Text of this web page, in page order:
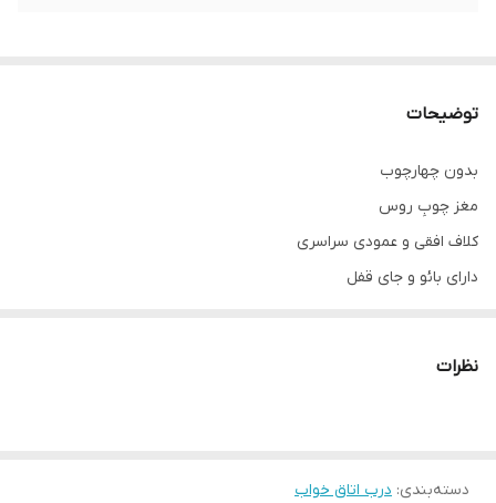
توضیحات
بدون چهارچوب
مغز چوبِ روس
کلاف افقی و عمودی سراسری
دارای بائو و جای قفل
ابعاد استاندارد ۷۸ × ۲۰۵
نظرات
دسته‌بندی: درب اتاق خواب